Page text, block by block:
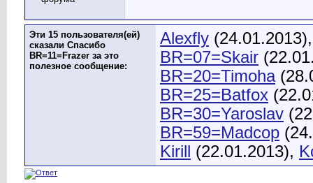
Эти 15 пользователя(ей)
сказали Спасибо
BR=11=Frazer за это
полезное сообщение:
Alexfly
BR=07=Skair
BR=20=Timoha
BR=25=Batfox
BR=30=Yaroslav
BR=59=Madcop
Kirill (22.01.2013),